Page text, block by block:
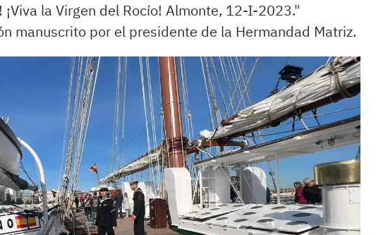
la Virgen del Rocío! Almonte, 12-I-2023."
manuscrito por el presidente de la Hermandad Matriz.